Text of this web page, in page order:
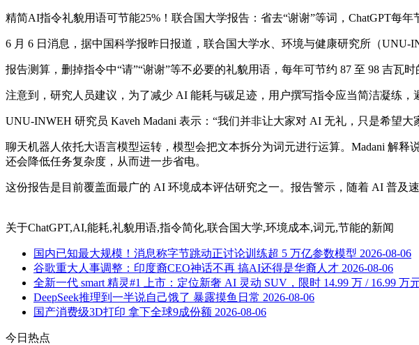
精简AI指令礼貌用语可节能25%！联合国大学报告：省去“谢谢”等词，ChatGPT每
6 月 6 日消息，据中国科学报昨日报道，联合国大学水、环境与健康研究所（UNU-
报告测算，删掉指令中“请”“谢谢”等不必要的礼貌用语，每年可节约 87 至 98 吉瓦
注意到，研究人员建议，为了减少 AI 能耗与碳足迹，用户撰写指令应当简洁凝练
UNU-INWEH 研究员 Kaveh Madani 表示：“我们并非让大家对 AI 无礼，只是希望
聊天机器人依托大语言模型运转，模型会把文本拆分为词元进行运算。Madani 解
还会降低任务复杂度，从而进一步省电。
这份报告是目前覆盖面最广的 AI 环境成本评估研究之一。报告警示，随着 AI 普及
关于ChatGPT,AI,能耗,礼貌用语,指令简化,联合国大学,环境成本,词元,节能的新闻
国内已知最大规模！消息称字节跳动正讨论训练超 5 万亿参数模型 2026-08-06
谷歌重大人事调整：印度裔CEO神话不再 搞AI还得是华裔人才 2026-08-06
全新一代 smart 精灵#1 上市：定位新奢 AI 灵动 SUV，限时 14.99 万 / 16.99 万
DeepSeek推理到一半说自己饿了 暴露摸鱼日常 2026-08-06
国产消费级3D打印 拿下全球9成份额 2026-08-06
今日热点